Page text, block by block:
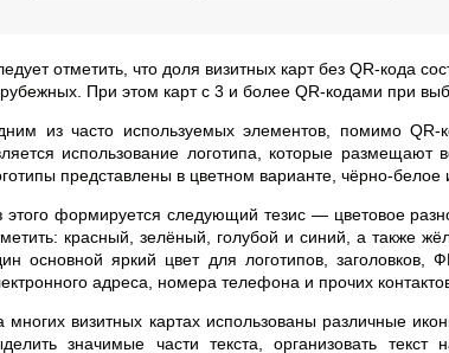
отметить, что доля визитных карт без QR-кода
При этом карт с 3 и более QR-кодами при
из часто используемых элементов, помимо QR-
использование логотипа, которые
представлены в цветном варианте, чёрно-белое
этого формируется следующий тезис — цветовое
красный, зелёный, голубой и синий, а также
основной яркий цвет для логотипов, заголовков,
адреса, номера телефона и прочих
многих визитных картах использованы различные
значимые части текста, организовать